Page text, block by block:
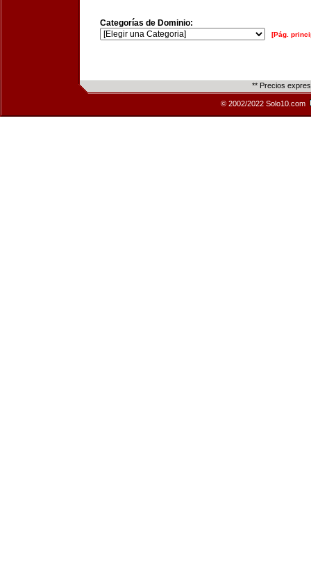
Categorías de Dominio:
[Pág.
** Precios
© 2002/2022 Solo10.com